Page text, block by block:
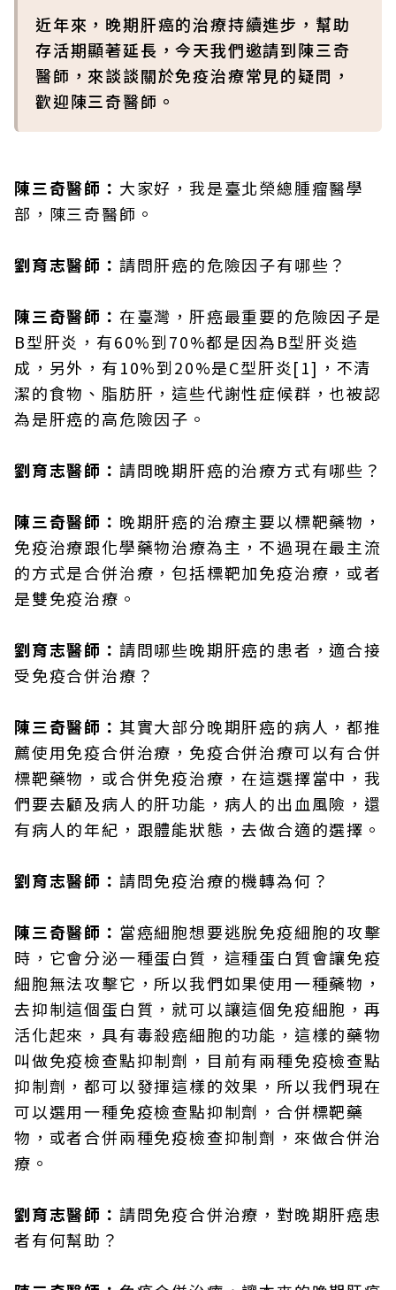
近年來，晚期肝癌的治療持續進步，幫助
存活期顯著延長，今天我們邀請到陳三奇
醫師，來談談關於免疫治療常見的疑問，
歡迎陳三奇醫師。
陳三奇醫師： 大家好，我是臺北榮總腫瘤醫學
部，陳三奇醫師。
劉育志醫師： 請問肝癌的危險因子有哪些？
陳三奇醫師： 在臺灣，肝癌最重要的危險因子是
B型肝炎，有60%到70%都是因為B型肝炎造
成，另外，有10%到20%是C型肝炎[1]，不清
潔的食物、脂肪肝，這些代謝性症候群，也被認
為是肝癌的高危險因子。
劉育志醫師： 請問晚期肝癌的治療方式有哪些？
陳三奇醫師： 晚期肝癌的治療主要以標靶藥物，
免疫治療跟化學藥物治療為主，不過現在最主流
的方式是合併治療，包括標靶加免疫治療，或者
是雙免疫治療。
劉育志醫師： 請問哪些晚期肝癌的患者，適合接
受免疫合併治療？
陳三奇醫師： 其實大部分晚期肝癌的病人，都推
薦使用免疫合併治療，免疫合併治療可以有合併
標靶藥物，或合併免疫治療，在這選擇當中，我
們要去顧及病人的肝功能，病人的出血風險，還
有病人的年紀，跟體能狀態，去做合適的選擇。
劉育志醫師： 請問免疫治療的機轉為何？
陳三奇醫師： 當癌細胞想要逃脫免疫細胞的攻擊
時，它會分泌一種蛋白質，這種蛋白質會讓免疫
細胞無法攻擊它，所以我們如果使用一種藥物，
去抑制這個蛋白質，就可以讓這個免疫細胞，再
活化起來，具有毒殺癌細胞的功能，這樣的藥物
叫做免疫檢查點抑制劑，目前有兩種免疫檢查點
抑制劑，都可以發揮這樣的效果，所以我們現在
可以選用一種免疫檢查點抑制劑，合併標靶藥
物，或者合併兩種免疫檢查抑制劑，來做合併治
療。
劉育志醫師： 請問免疫合併治療，對晚期肝癌患
者有何幫助？